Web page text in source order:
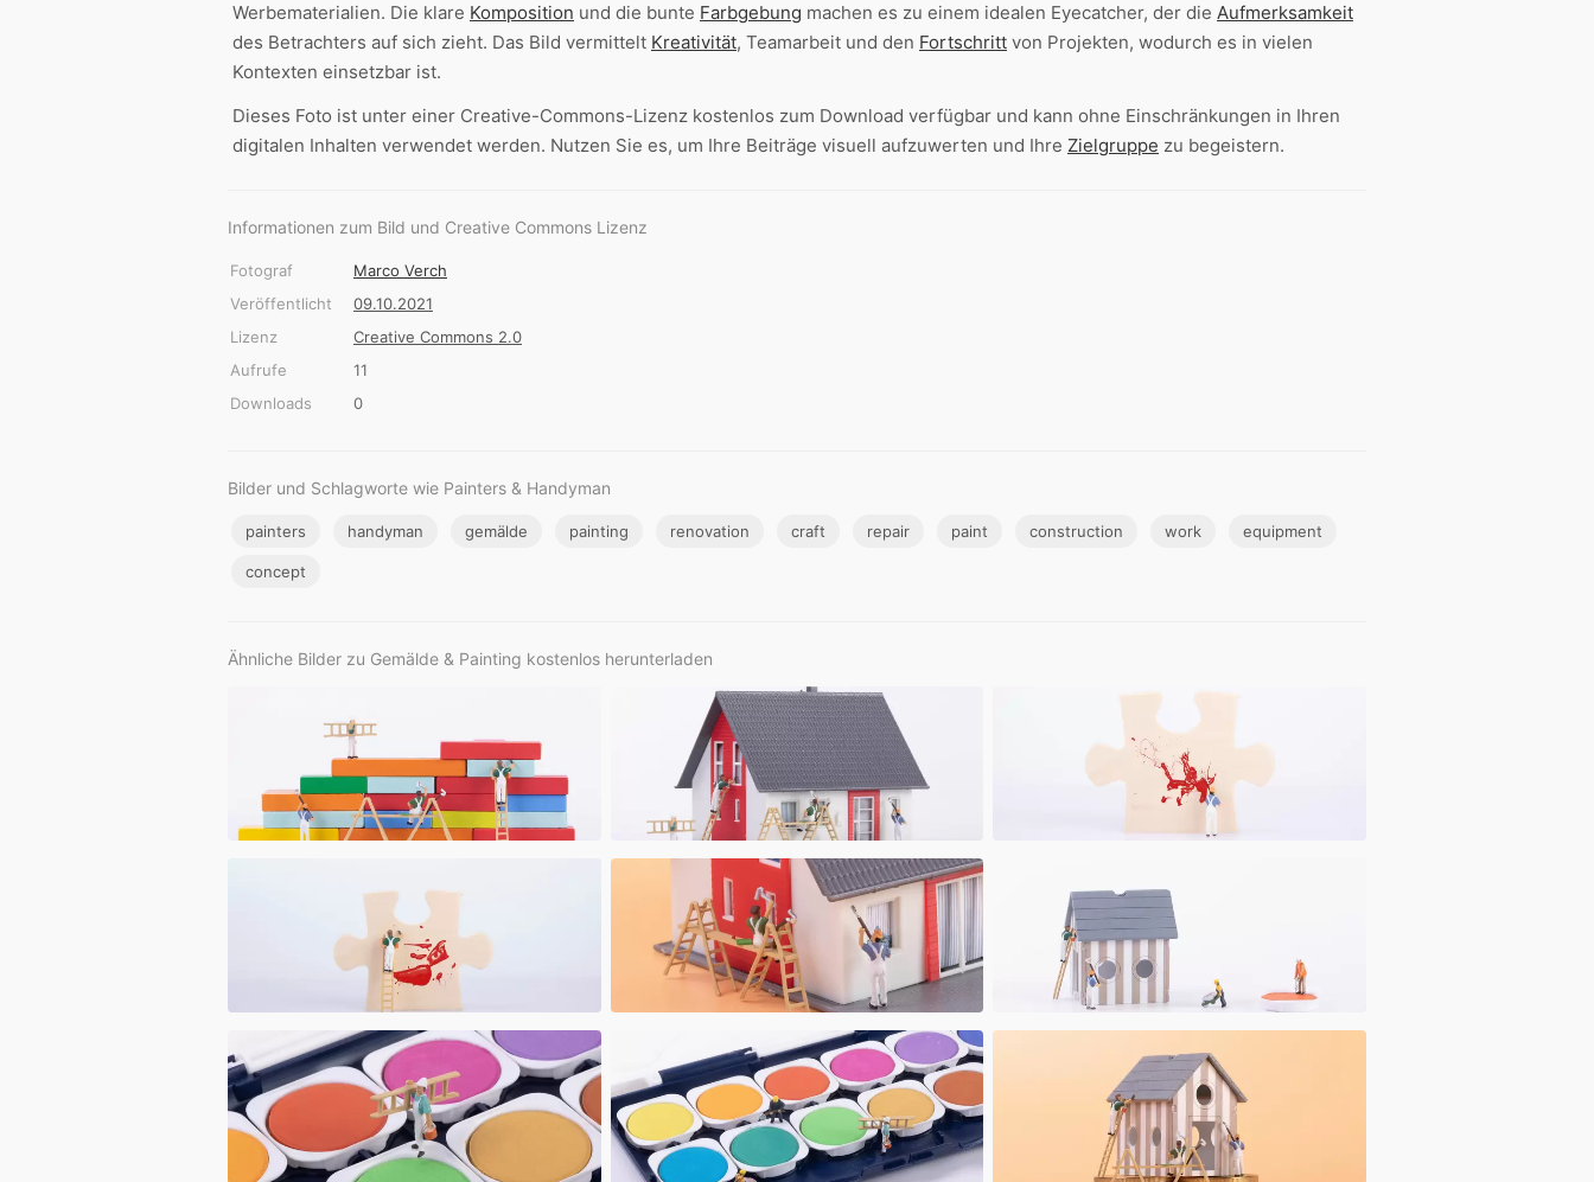
Werbematerialien. Die klare Komposition und die bunte Farbgebung machen es zu einem idealen Eyecatcher, der die Aufmerksamkeit
des Betrachters auf sich zieht. Das Bild vermittelt Kreativität, Teamarbeit und den Fortschritt von Projekten, wodurch es in vielen
Kontexten einsetzbar ist.
Dieses Foto ist unter einer Creative-Commons-Lizenz kostenlos zum Download verfügbar und kann ohne Einschränkungen in Ihren
digitalen Inhalten verwendet werden. Nutzen Sie es, um Ihre Beiträge visuell aufzuwerten und Ihre Zielgruppe zu begeistern.
Informationen zum Bild und Creative Commons Lizenz
Fotograf
Marco Verch
Veröffentlicht
09.10.2021
Lizenz
Creative Commons 2.0
Aufrufe
11
Downloads
0
Bilder und Schlagworte wie Painters & Handyman
painters handyman gemälde painting renovation craft repair paint construction work equipment
concept
Ähnliche Bilder zu Gemälde & Painting kostenlos herunterladen